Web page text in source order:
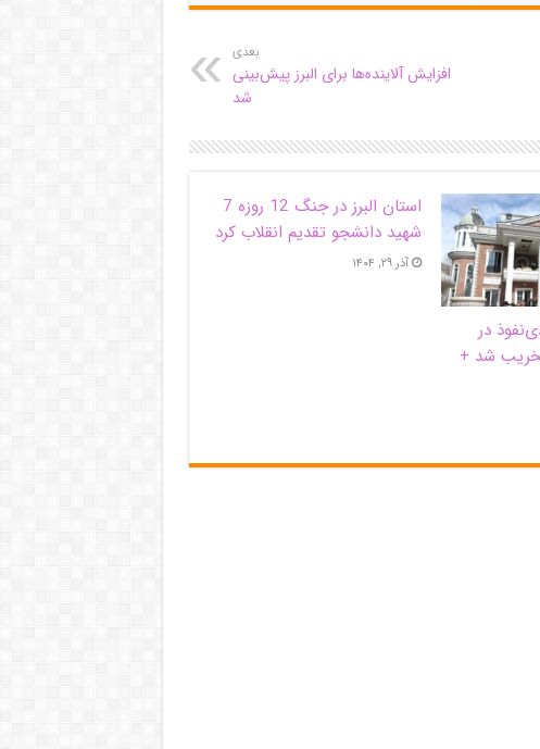
بعدی
افزایش آلاینده‌ها برای البرز پیش‌بینی
شد
در
شد +
استان البرز در جنگ 12 روزه 7
شهید دانشجو تقدیم انقلاب کرد
آذر ۲۹, ۱۴۰۴